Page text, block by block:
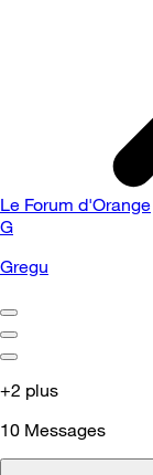
Le Forum d'Orange
G
Gregu
+2 plus
10 Messages